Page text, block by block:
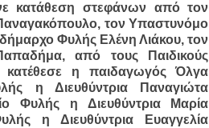
κατάθεση στεφάνων από τον
τον Υπαστυνόμο
Φυλής Ελένη Λιάκου, τον
από τους Παιδικούς
κατέθεσε η παιδαγωγός Όλγα
η Διευθύντρια Παναγιώτα
Φυλής η Διευθύντρια Μαρία
η Διευθύντρια Ευαγγελία